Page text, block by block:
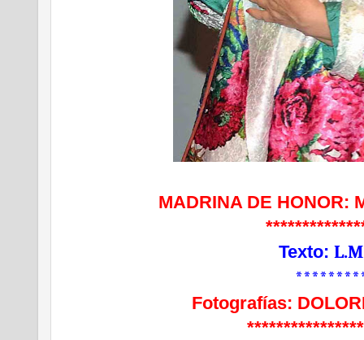
MADRINA DE HONOR:
Texto:
Fotografías: